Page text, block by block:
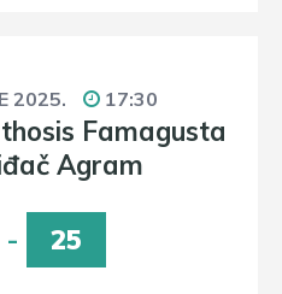
2025. 17:30
Famagusta
Agram
- 25